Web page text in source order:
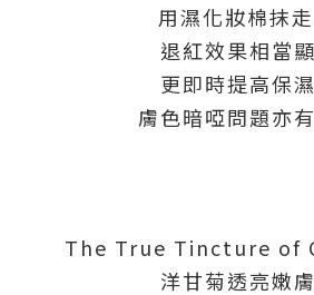
用濕化妝棉抹
退紅效果相當
更即時提高保
膚色暗啞問題亦
The True Tincture of
洋甘菊透亮嫩